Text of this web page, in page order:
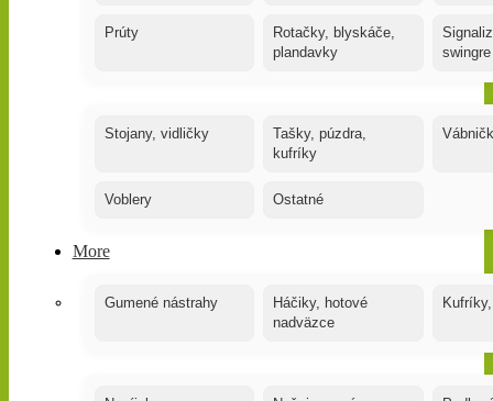
Prúty
Rotačky, blyskáče,
plandavky
swingre
Stojany, vidličky
Tašky, púzdra,
kufríky
Voblery Ostatné
More
Gumené nástrahy
Háčiky, hotové
nadväzce